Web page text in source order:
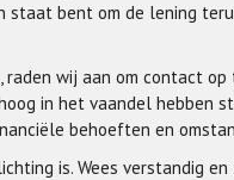
staat bent om de lening
wij aan om contact op
in het vaandel hebben
behoeften en
is. Wees verstandig